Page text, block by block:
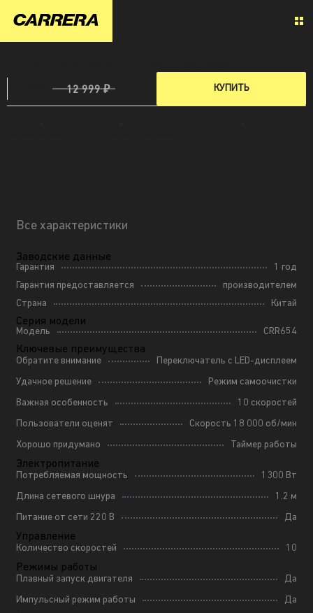
6 499 ₽ 12 999 ₽ КУПИТЬ
Все характеристики
Заводские данные
Гарантия
1 год
Гарантия предоставляется
производителем
Страна
Китай
Серия модели
Модель CRR654
Ключевые преимущества
Обратите внимание
Переключатель с LED-дисплеем
Удачное решение
Режим самоочистки
Важная особенность
10 скоростей
Пользователи оценят
Скорость 18 000 об/мин
Хорошо придумано
Таймер работы
Электропитание
Потребляемая мощность
1300 Вт
Длина сетевого шнура
1.2 м
Питание от сети 220 В
Да
Управление
Количество скоростей 10
Режимы работы
Плавный запуск двигателя
Да
Импульсный режим работы
Да